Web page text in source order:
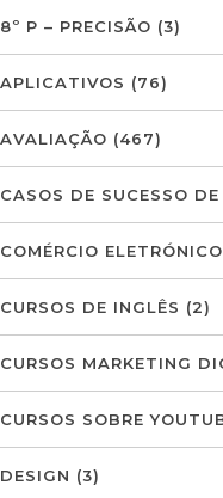
8º P – PRECISÃO (3)
APLICATIVOS (76)
AVALIAÇÃO (467)
CASOS DE SUCESSO
COMÉRCIO ELETRÓNICO
CURSOS DE INGLÊS (2)
CURSOS MARKETING
CURSOS SOBRE
DESIGN (3)